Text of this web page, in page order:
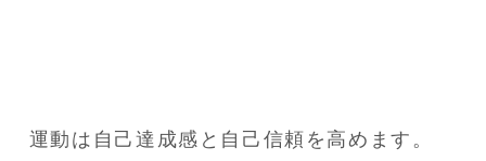
運動は自己達成感と自己信頼を高めます。